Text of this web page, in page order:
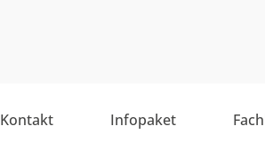
Kontakt Infopaket